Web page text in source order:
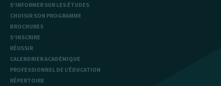
S'INFORMER SUR LES ÉTUDES
CHOISIR SON PROGRAMME
BROCHURES
S'INSCRIRE
RÉUSSIR
CALENDRIER ACADÉMIQUE
PROFESSIONNEL DE L'ÉDUCATION
RÉPERTOIRE